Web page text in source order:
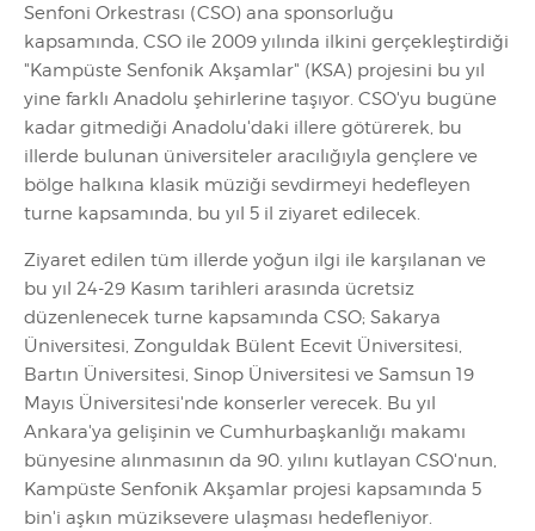
Senfoni Orkestrası (CSO) ana sponsorluğu
kapsamında, CSO ile 2009 yılında ilkini gerçekleştirdiği
"Kampüste Senfonik Akşamlar" (KSA) projesini bu yıl
yine farklı Anadolu şehirlerine taşıyor. CSO'yu bugüne
kadar gitmediği Anadolu'daki illere götürerek, bu
illerde bulunan üniversiteler aracılığıyla gençlere ve
bölge halkına klasik müziği sevdirmeyi hedefleyen
turne kapsamında, bu yıl 5 il ziyaret edilecek.
Ziyaret edilen tüm illerde yoğun ilgi ile karşılanan ve
bu yıl 24-29 Kasım tarihleri arasında ücretsiz
düzenlenecek turne kapsamında CSO; Sakarya
Üniversitesi, Zonguldak Bülent Ecevit Üniversitesi,
Bartın Üniversitesi, Sinop Üniversitesi ve Samsun 19
Mayıs Üniversitesi'nde konserler verecek. Bu yıl
Ankara'ya gelişinin ve Cumhurbaşkanlığı makamı
bünyesine alınmasının da 90. yılını kutlayan CSO'nun,
Kampüste Senfonik Akşamlar projesi kapsamında 5
bin'i aşkın müziksevere ulaşması hedefleniyor.